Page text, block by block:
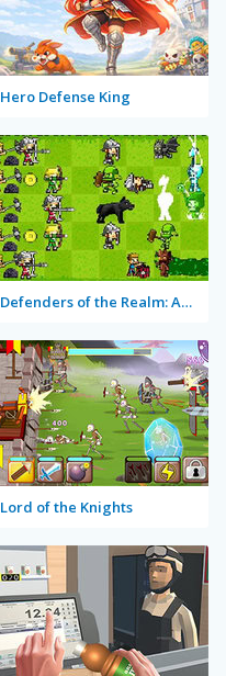
Hero Defense King
Defenders of the Realm: An Epic War!
Lord of the Knights